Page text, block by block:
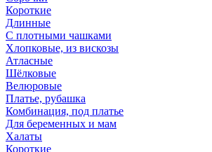
Короткие
Длинные
С плотными чашками
Хлопковые, из вискозы
Атласные
Шёлковые
Велюровые
Платье, рубашка
Комбинация, под платье
Для беременных и мам
Халаты
Короткие